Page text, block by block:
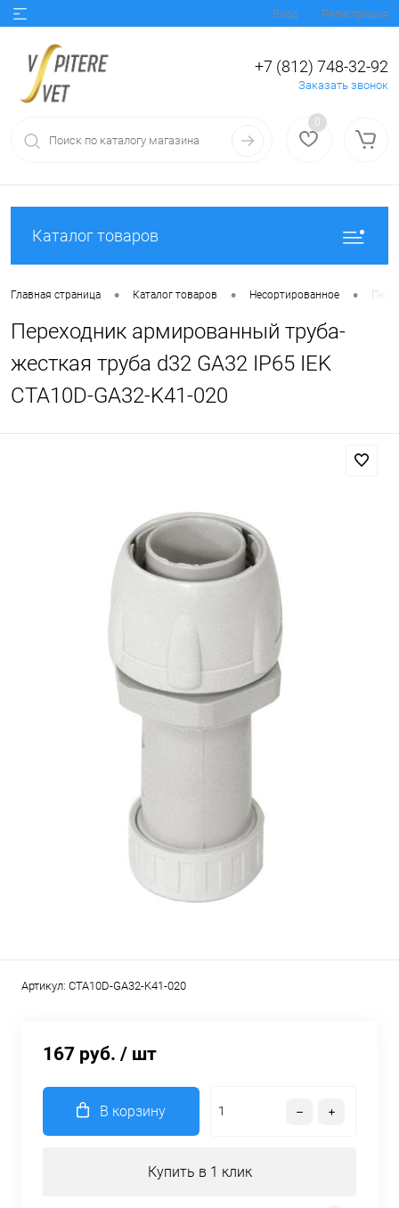
Вход Регистрация
+7 (812) 748-32-92
Заказать звонок
0
Каталог товаров
Главная страница • Каталог товаров • Несортированное •
Переходник армированный труба-
жесткая труба d32 GA32 IP65 IEK
CTA10D-GA32-K41-020
Артикул: CTA10D-GA32-K41-020
167 руб. / шт
В корзину
Купить в 1 клик